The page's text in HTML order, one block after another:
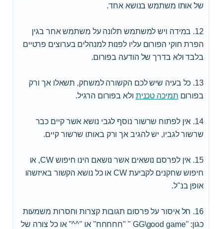
של אותו משתמש בנושא אחד.
12. במידה ויש למשתמש תלונה על משתמש אחר בגין
הפרת חוקי הפורום עליו לפנות למנהלים בערוצים פרטיים
בלבד ולא בדרך של הודעה בפורום.
13. כל בעיה שיש לכם הקשורה למשחק, תשאלו אך ורק
בפורום תמיכה טכנית ולא בפורום הרגיל.
14. אין לפתוח שרשור נוסף לגבי נושא אשר קיים כבר
שרשור לגביו, יש להגיב אך ורק באותו שרשור קיים.
15. אין לפרסם נושאים אשר נושאם הינו חיפוש CW, או
חיפוש שחקנים לקביעת CW או כל נושא הקשור באיזשהו
אופן בנ"ל.
16. חל איסור על פרסום תגובות קצרות וחסרות משמעות
כגון: "GG\good game " "חחחחח" או "^^" או כל צורה של